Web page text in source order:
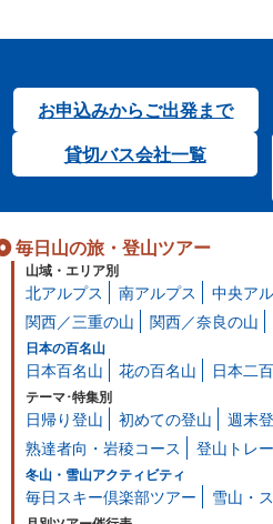
お申込みからご出発まで
貸切バス会社一覧
毎日山の旅・登山ツアー
山域・エリア別
北アルプス 南アルプス 中央ア
関西／三重の山
関西／奈良の山
日本の百名山
日本百名山 花の百名山 日本二
テーマ･特集別
日帰り登山 初めての登山 週末
熟達者向・岩稜コース
登山トレ
冬山・雪山アクティビティ
毎日スキー倶楽部ツアー 雪山・